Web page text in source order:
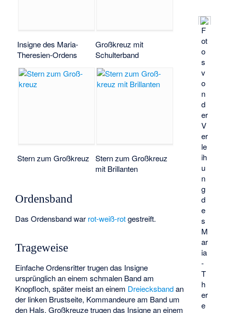
F
ot
o
s
v
o
n
d
er
V
er
le
ih
u
n
g
d
e
s
M
ar
ia
-
T
h
er
e
Insigne des Maria-
Theresien-Ordens
Großkreuz mit
Schulterband
Stern zum Groß­kreuz
Stern zum Groß­kreuz
mit Bril­lanten
Ordensband
Das Ordensband war rot-weiß-rotgestreift.
Trageweise
Einfache Ordensritter trugen das Insigne
ursprünglich an einem schmalen Band am
Knopfloch, später meist an einem Dreiecksbandan
der linken Brustseite, Kommandeure am Band um
den Hals. Großkreuze trugen das Insigne an einem